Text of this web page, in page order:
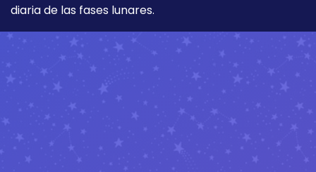
diaria de las fases lunares.